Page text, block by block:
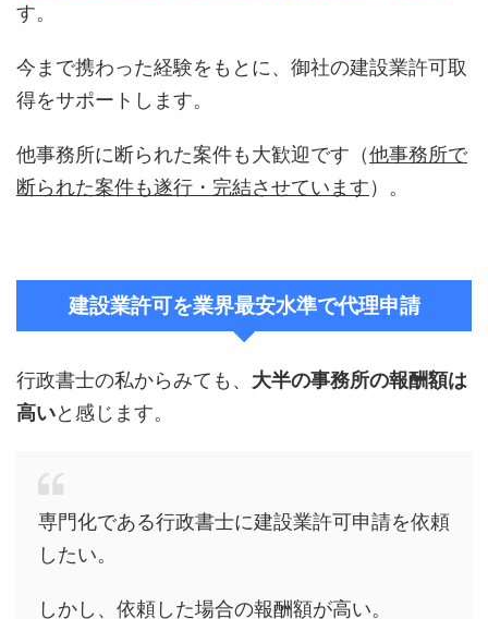
す。
今まで携わった経験をもとに、御社の建設業許可取
得をサポートします。
他事務所に断られた案件も大歓迎です（他事務所で
断られた案件も遂行・完結させています）。
建設業許可を業界最安水準で代理申請
行政書士の私からみても、 大半の事務所の報酬額は
高いと感じます。
専門化である行政書士に建設業許可申請を依頼
したい。
しかし、依頼した場合の報酬額が高い。